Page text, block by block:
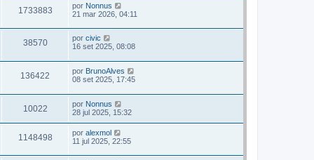
1733883 por Nonnus
21 mar 2026, 04:11
38570 por civic
16 set 2025, 08:08
136422 por BrunoAlves
08 set 2025, 17:45
10022 por Nonnus
28 jul 2025, 15:32
1148498 por alexmol
11 jul 2025, 22:55